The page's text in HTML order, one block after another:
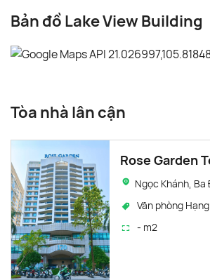
Bản đồ Lake View Building
Tòa nhà lân cận
Rose Garden
Ngọc Khánh, Ba
Văn phòng
- m2